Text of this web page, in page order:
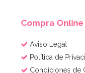
Compra
Aviso Legal
Política de
Condiciones de